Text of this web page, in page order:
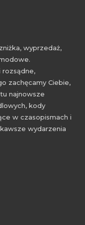
ciuchy damskie
2021
2021
wyprzedaż,
rozsądne,
zachęcamy Ciebie,
najnowsze
kody
w czasopismach i
wydarzenia